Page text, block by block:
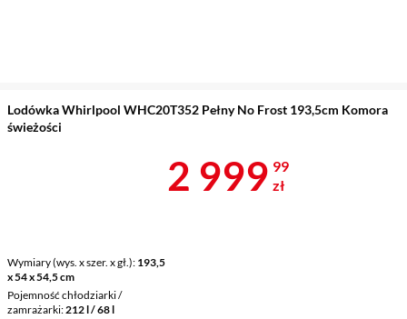
Lodówka Whirlpool WHC20T352 Pełny No Frost 193,5cm Komora
świeżości
Wymiary (wys. x szer. x gł.) 193,5
x 54 x 54,5 cm
Pojemność chłodziarki /
zamrażarki 212 l / 68 l
Cena 2
2 999 99
zł